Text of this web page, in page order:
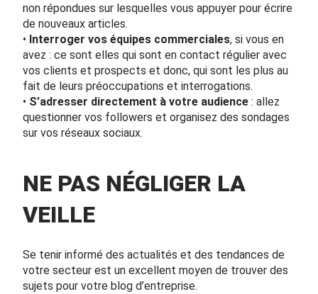
non répondues sur lesquelles vous appuyer pour écrire
de nouveaux articles.
• Interroger vos équipes commerciales, si vous en
avez : ce sont elles qui sont en contact régulier avec
vos clients et prospects et donc, qui sont les plus au
fait de leurs préoccupations et interrogations.
• S’adresser directement à votre audience : allez
questionner vos followers et organisez des sondages
sur vos réseaux sociaux.
NE PAS NÉGLIGER LA
VEILLE
Se tenir informé des actualités et des tendances de
votre secteur est un excellent moyen de trouver des
sujets pour votre blog d’entreprise.